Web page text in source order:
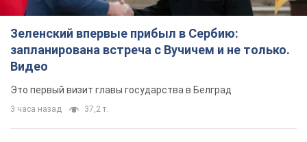
Зеленский впервые прибыл в Сербию:
запланирована встреча с Вучичем и не только.
Видео
Это первый визит главы государства в Белград
3 часа назад 37,2 т.